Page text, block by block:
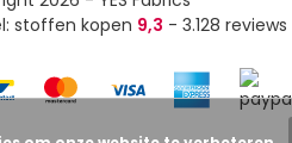
stoffen kopen 9,3 - 3.128 reviews